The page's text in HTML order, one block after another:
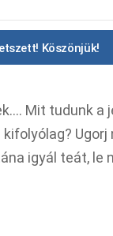
Köszönjük!
Mit tudunk a
Ugorj
igyál teát, le